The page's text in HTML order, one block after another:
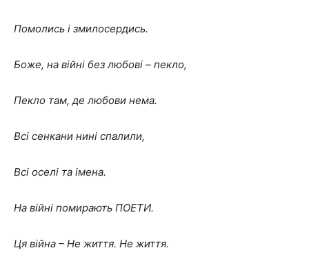
Помолись і змилосердись.
Боже, на війні без любові – пекло,
Пекло там, де любови нема.
Всі сенкани нині спалили,
Всі оселі та імена.
На війні помирають ПОЕТИ.
Ця війна – Не життя. Не життя.